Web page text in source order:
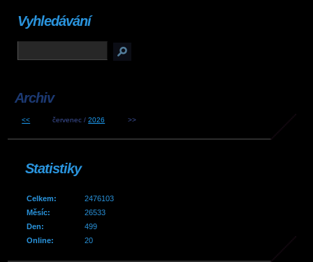
Vyhledávání
Archiv
<< červenec /2026 >>
Statistiky
Online: 20
Celkem:
2476103
Měsíc:
26533
Den:
499